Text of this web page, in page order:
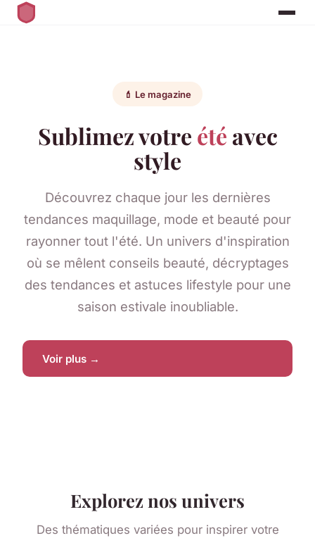
💄 Le magazine
Sublimez votre été avec
style
Découvrez chaque jour les dernières
tendances maquillage, mode et beauté pour
rayonner tout l'été. Un univers d'inspiration
où se mêlent conseils beauté, décryptages
des tendances et astuces lifestyle pour une
saison estivale inoubliable.
Voir plus →
Explorez nos univers
Des thématiques variées pour inspirer votre